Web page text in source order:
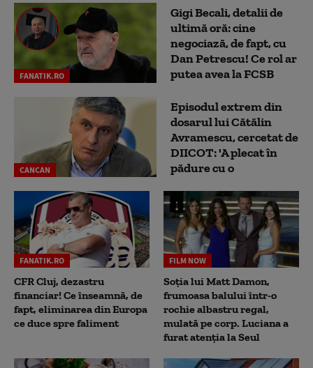
FANATIK.RO
Gigi Becali, detalii de
ultimă oră: cine
negociază, de fapt, cu
Dan Petrescu! Ce rol ar
putea avea la FCSB
CANCAN
Episodul extrem din
dosarul lui Cătălin
Avramescu, cercetat de
DIICOT: 'A plecat în
pădure cu o
FANATIK.RO
CFR Cluj, dezastru
financiar! Ce înseamnă, de
fapt, eliminarea din Europa
ce duce spre faliment
FILM NOW
Soția lui Matt Damon,
frumoasa balului într-o
rochie albastru regal,
mulată pe corp. Luciana a
furat atenția la Seul